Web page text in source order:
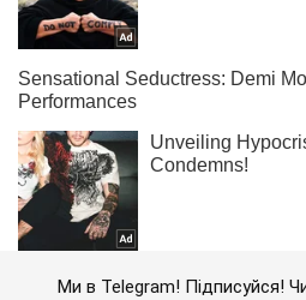
Ми в Telegram! Підписуйся!